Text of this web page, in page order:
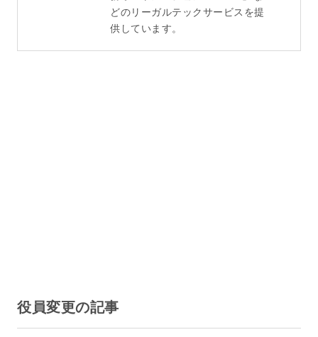
どのリーガルテックサービスを提
供しています。
役員変更の記事